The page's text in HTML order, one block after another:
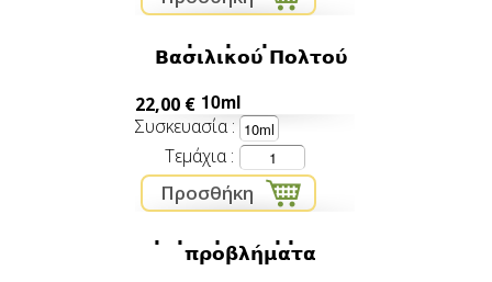
Βασιλικού Πολτού
22,00 € 10ml
Συσκευασία
Τεμάχια
προβλήματα